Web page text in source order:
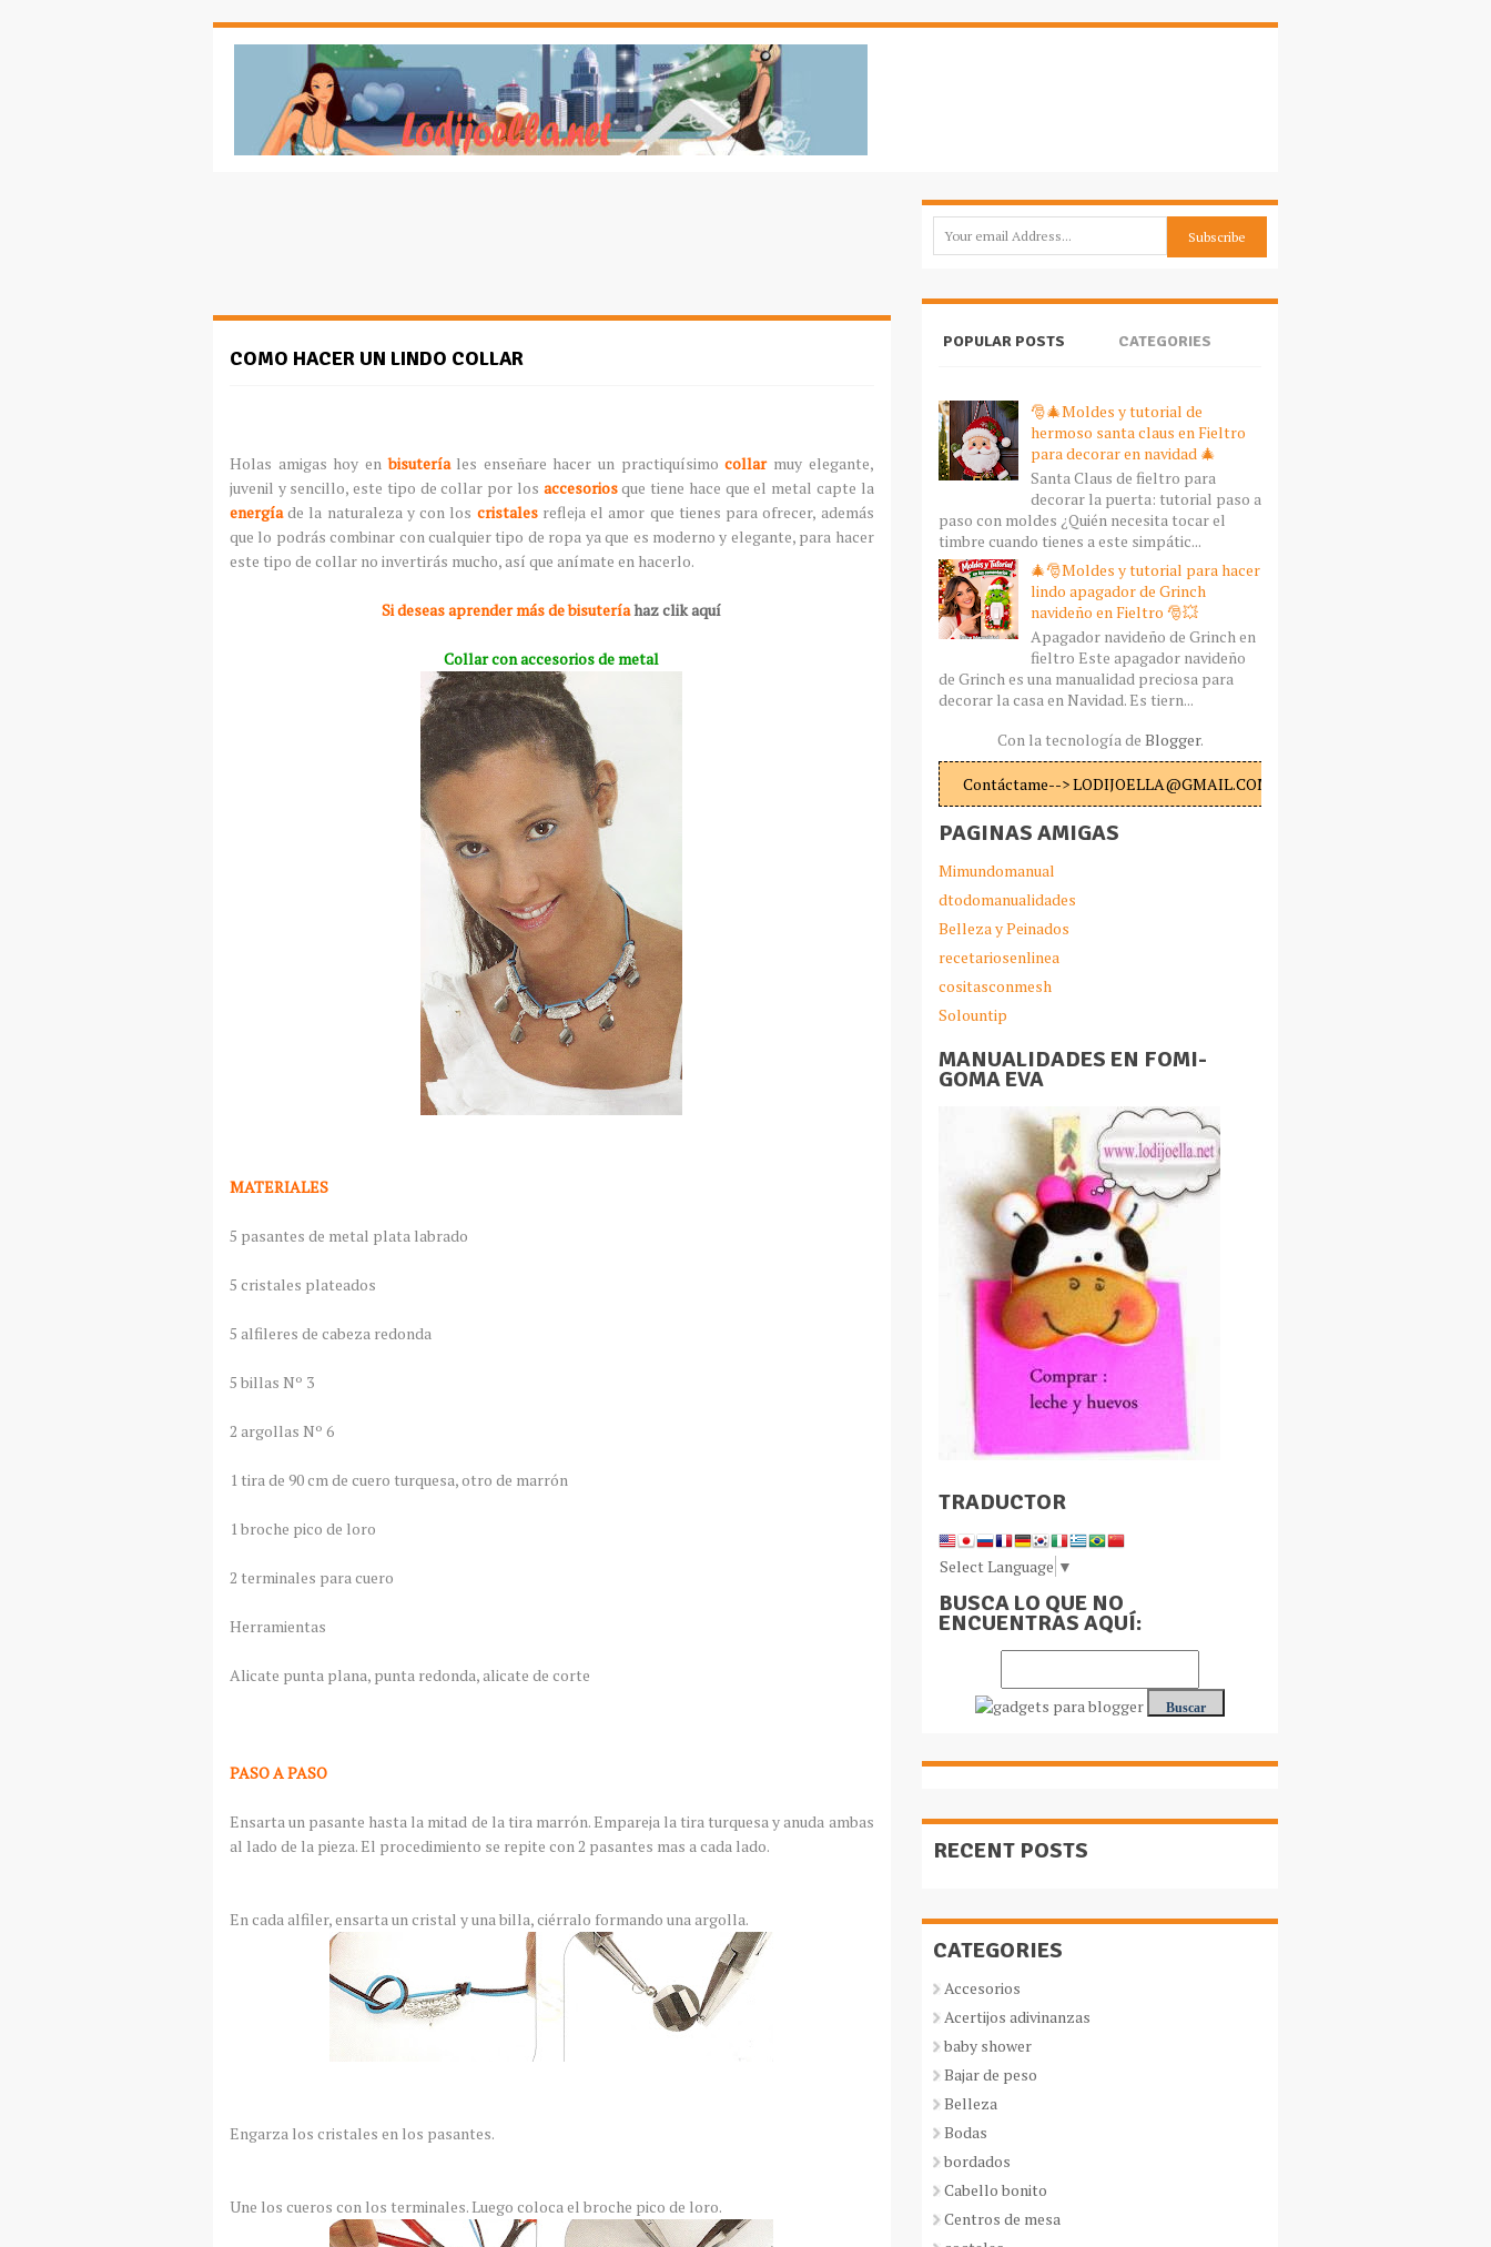
COMO HACER UN LINDO COLLAR
Holas amigas hoy enbisuteríales enseñare hacer un practiquísimocollarmuy elegante,
juvenil y sencillo, este tipo de collar por los accesoriosque tiene hace que el metal capte la
energíade la naturaleza y con los cristalesrefleja el amor que tienes para ofrecer, además
que lo podrás combinar con cualquier tipo de ropa ya que es moderno y elegante, para hacer
este tipo de collar no invertirás mucho, así que anímate en hacerlo.
Si deseas aprender más de bisuteríahaz clik aquí
Collar con accesorios de metal
MATERIALES
5 pasantes de metal plata labrado
5 cristales plateados
5 alfileres de cabeza redonda
5 billas Nº 3
2 argollas Nº 6
1 tira de 90 cm de cuero turquesa, otro de marrón
1 broche pico de loro
2 terminales para cuero
Herramientas
Alicate punta plana, punta redonda, alicate de corte
PASO A PASO
Ensarta un pasante hasta la mitad de la tira marrón. Empareja la tira turquesa y anuda ambas
al lado de la pieza. El procedimiento se repite con 2 pasantes mas a cada lado.
En cada alfiler, ensarta un cristal y una billa, ciérralo formando una argolla.
Engarza los cristales en los pasantes.
Une los cueros con los terminales. Luego coloca el broche pico de loro.
POPULAR POSTS CATEGORIES
🎅🎄Moldes y tutorial de
hermoso santa claus en Fieltro
para decorar en navidad 🎄
Santa Claus de fieltro para
decorar la puerta: tutorial paso a
paso con moldes ¿Quién necesita tocar el
timbre cuando tienes a este simpátic...
🎄🎅Moldes y tutorial para hacer
lindo apagador de Grinch
navideño en Fieltro 🎅💥
Apagador navideño de Grinch en
fieltro Este apagador navideño
de Grinch es una manualidad preciosa para
decorar la casa en Navidad. Es tiern...
Con la tecnología de Blogger.
Contáctame--> LODIJOELLA@GMAIL.COM
PAGINAS AMIGAS
Mimundomanual
dtodomanualidades
Belleza y Peinados
recetariosenlinea
cositasconmesh
Solountip
MANUALIDADES EN FOMI-
GOMA EVA
TRADUCTOR
Select Language ▼
BUSCA LO QUE NO
ENCUENTRAS AQUÍ:
RECENT POSTS
CATEGORIES
Accesorios
Acertijos adivinanzas
baby shower
Bajar de peso
Belleza
Bodas
bordados
Cabello bonito
Centros de mesa